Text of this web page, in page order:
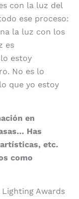
con la luz del
ese proceso:
la luz con los
es
estoy
No es lo
que yo estoy
en
Has
etc.
como
Awards